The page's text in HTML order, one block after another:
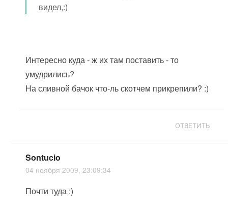
видел,:)
Интересно куда - ж их там поставить - то
умудрились?
На сливной бачок что-ль скотчем прикрепили? :)
ОТВЕТИТЬ
Sontucio
04 ноября 2009, 23:09:34
Почти туда :)